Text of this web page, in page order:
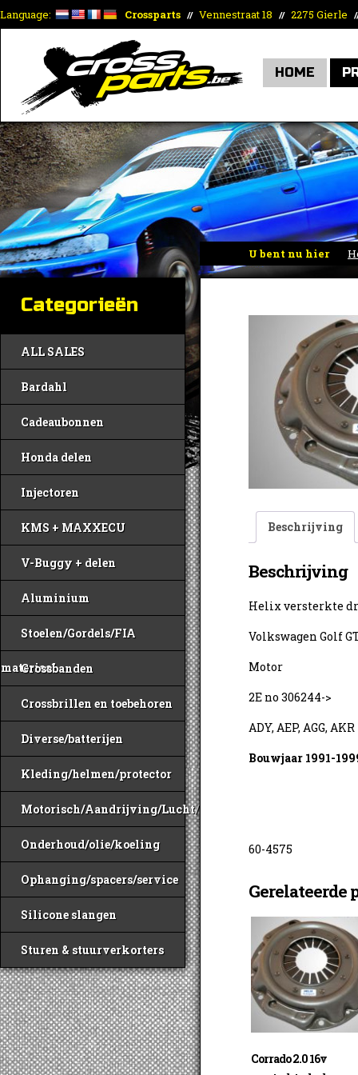
Language: Crossparts // Vennestraat 18 // 2275 Gierle
HOME
U bent nu hier
Categorieën
ALL SALES
Bardahl
Cadeaubonnen
Honda delen
Injectoren
KMS + MAXXECU
V-Buggy + delen
Aluminium
Stoelen/Gordels/FIA
materiaal
Crossbanden
Crossbrillen en toebehoren
Diverse/batterijen
Kleding/helmen/protector
Motorisch/Aandrijving/Lucht/Benzine
Onderhoud/olie/koeling
Ophanging/spacers/service
Silicone slangen
Sturen & stuurverkorters
Beschrijving
Beschrijving
Helix versterkte
Volkswagen Golf
Motor
2E no 306244->
ADY, AEP, AGG,
Bouwjaar 1991-
60-4575
Gerelateerde
Corrado 2.0 16v